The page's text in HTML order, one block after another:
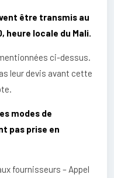
être transmis au
heure locale du Mali.
ci-dessus.
leur devis avant cette
modes de
pas prise en
fournisseurs – Appel